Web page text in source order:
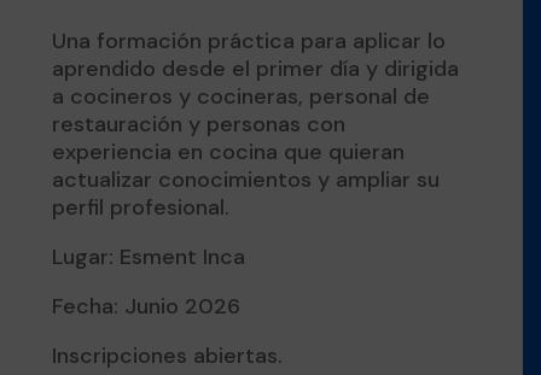
Una formación práctica para aplicar lo
aprendido desde el primer día y dirigida
a cocineros y cocineras, personal de
restauración y personas con
experiencia en cocina que quieran
actualizar conocimientos y ampliar su
perfil profesional.
Lugar: Esment Inca
Fecha: Junio 2026
Inscripciones abiertas.